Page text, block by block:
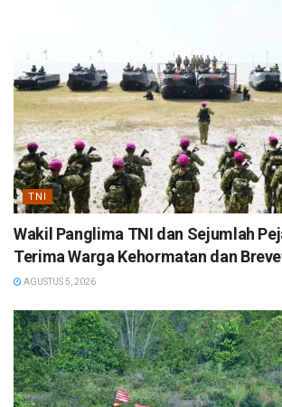
TNI
Wakil Panglima TNI dan Sejumlah
Terima Warga Kehormatan dan
AGUSTUS 5, 2026